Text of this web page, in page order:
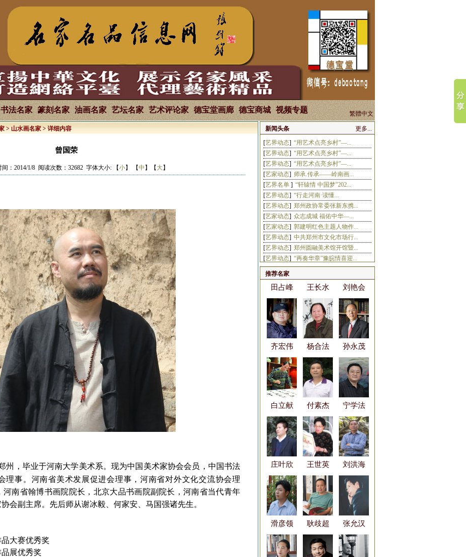
书法名家 篆刻名家 油画名家 艺坛名家 艺术评论家 德宝堂画廊 德宝商城 视频专题 繁體中文
>山水画名家> 详细内容
曾国荣
间：2014/1/8 阅读次数：32682 字体大小: 【小】 【中 】【 大】
郑州，毕业于河南大学美术系。现为中国美术家协会会员，中国书法
理事。河南省美术发展促进会理事，河南省对外文化交流协会理
南省翰博书画院院长，北京大品书画院副院长，河南省当代青年
会副主席。先后师从谢冰毅、何家安、马国强诸先生。
品大赛优秀奖
品展优秀奖
更多...
新闻头条
[艺界动态] “用艺术点亮乡村”—...
[艺界动态] “用艺术点亮乡村”—...
[艺界动态] “用艺术点亮乡村”—...
[艺家动态] 师承.传承——岭南画...
[艺界名单] “轩辕情 中国梦”202...
[艺界动态] “行走河南·读懂...
[艺界动态] 郑州政协常委张新东携...
[艺家动态] 众志成城 福佑中华—...
[艺家动态] 郭建明红色主题人物作...
[艺界动态] 中共郑州市文化市场行...
[艺界动态] 郑州圆融美术馆开馆暨...
[艺界动态] “再奏华章”豫皖情喜迎...
[艺界动态]河南省会美术家＂深入...
[书画新闻]中原水墨七人行书画展...
艺家动态]
张敬德的写经缘
艺家动态]刘泽艺术百城巡回展—...
艺界动态] 【采风活动】”相约春...
艺界动态]
“山河壮美 ，丹青放...
艺界动态]“向人民汇报——省会...
艺家动态] “逍遥御风——王业东...
推荐名家
焦全才 张良
韩雄平 宋华平 张剑锋
钟海涛 何晓东 韩昀良
李德君 王三友 王军杰
田占峰 王长水 刘艳会
齐宏伟 杨合法 孙永茂
白立献 付素杰 宁学法
庄叶欣 王世英 刘洪海
滑彦领 耿歧超 张允汉